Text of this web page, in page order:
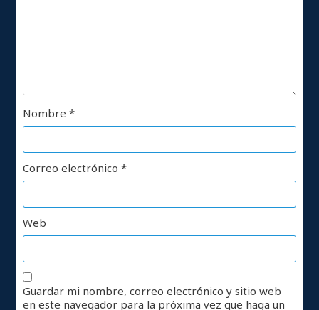
Nombre*
Correo electrónico*
Web
Guardar mi nombre, correo electrónico y sitio web
en este navegador para la próxima vez que haga un